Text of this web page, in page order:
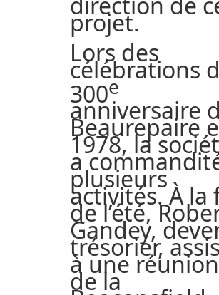
projet.
Lors des
célébrations
300e
anniversaire
Beaurepaire
1978, la
a
plusieurs
activités. À la
de l’été,
Gandey,
trésorier,
à une réunion
de la